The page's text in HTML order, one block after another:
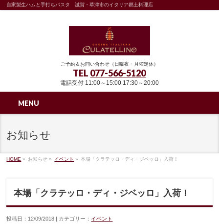
自家製生ハムと手打ちパスタ 滋賀・草津市のイタリア郷土料理店
ご予約＆お問い合わせ（日曜夜・月曜定休）
TEL 077-566-5120
電話受付 11:00～15:00 17:30～20:00
MENU
お知らせ
HOME » お知らせ » イベント » 本場「クラテッロ・ディ・ジベッロ」入荷！
本場「クラテッロ・ディ・ジベッロ」入荷！
投稿日：12/09/2018 | カテゴリー： イベント